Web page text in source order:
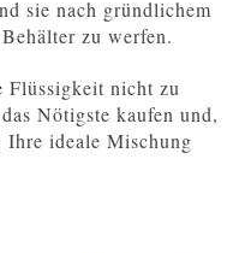
sie nach gründlichem
zu werfen.
Flüssigkeit nicht zu
Nötigste kaufen und,
Ihre ideale Mischung